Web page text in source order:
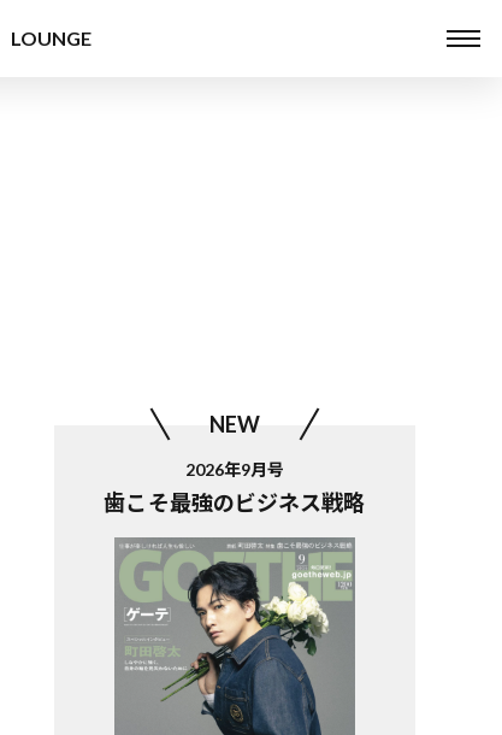
LOUNGE
NEW
2026年9月号
歯こそ最強のビジネス戦略